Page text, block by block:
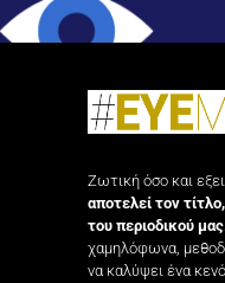
Ζωτική όσο και
αποτελεί τον
του περιοδικού
χαμηλόφωνα,
να καλύψει ένα